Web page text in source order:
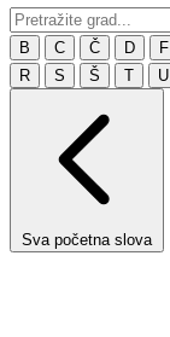
B C Č D F
R
S Š T U
Sva početna slova